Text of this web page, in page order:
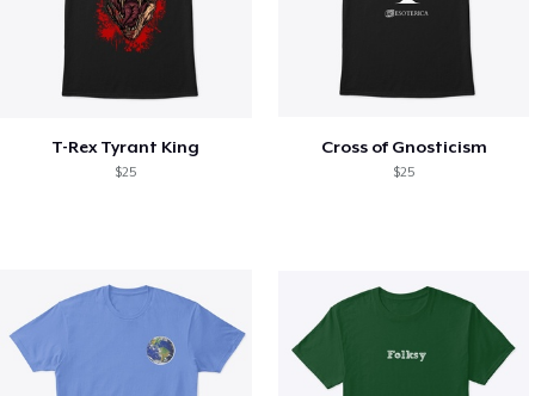
T-Rex Tyrant King
$25
Cross of Gnosticism
$25